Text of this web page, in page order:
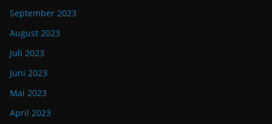
September 2023
August 2023
Juli 2023
Juni 2023
Mai 2023
April 2023